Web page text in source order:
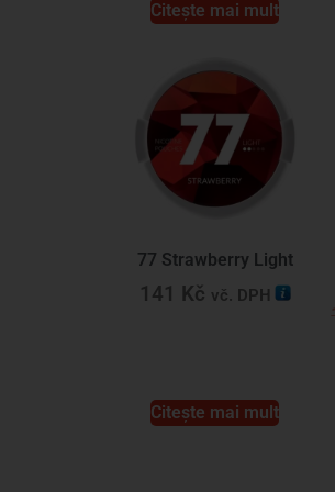
Citește mai mult
77 Strawberry Light
141 Kč vč. DPH
Citește mai mult